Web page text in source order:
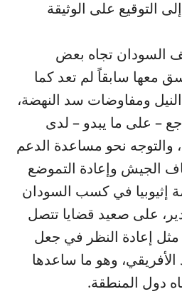
التوقيع على الوثيقة
السودان تجاه بعض
معها سابقاً لم تعد كما
ومفاوضات سد النهضة،
– على ما يبدو – لدى
والتوجه نحو مساعدة الدعم
الجيش وإعادة التموضع
إثيوبيا في كسب السودان
على صعيد قضايا تتصل
إعادة النظر في جعل
الأفريقي، وهو ما ساعدها
دول المنطقة.